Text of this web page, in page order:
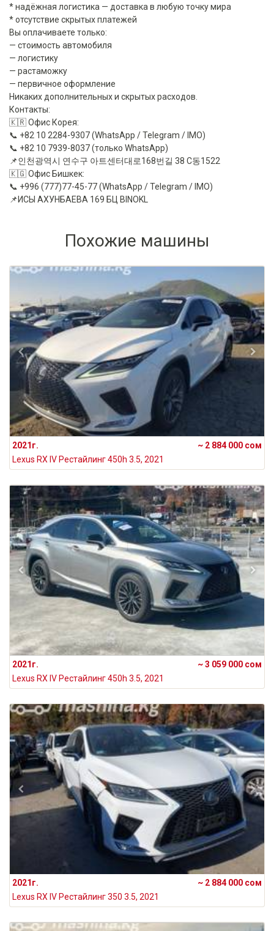
* надёжная логистика — доставка в любую точку мира
* отсутствие скрытых платежей
Вы оплачиваете только:
— стоимость автомобиля
— логистику
— растаможку
— первичное оформление
Никаких дополнительных и скрытых расходов.
Контакты:
🇰🇷 Офис Корея:
📞 +82 10 2284-9307 (WhatsApp / Telegram / IMO)
📞 +82 10 7939-8037 (только WhatsApp)
📌인천광역시 연수구 아트센터대로168번길 38 C동1522
🇰🇬 Офис Бишкек:
📞 +996 (777)77-45-77 (WhatsApp / Telegram / IMO)
📌ИСЫ АХУНБАЕВА 169 БЦ BINOKL
Похожие машины
2021г.
~ 2 884 000 сом
Lexus RX IV Рестайлинг 450h 3.5, 2021
2021г.
~ 3 059 000 сом
Lexus RX IV Рестайлинг 450h 3.5, 2021
2021г.
~ 2 884 000 сом
Lexus RX IV Рестайлинг 350 3.5, 2021